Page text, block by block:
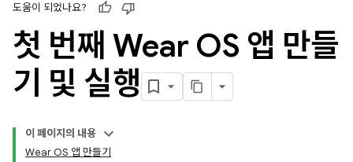
도움이 되었나요?
첫 번째 Wear OS 앱 만들
기 및 실행
이 페이지의 내용
Wear OS 앱 만들기